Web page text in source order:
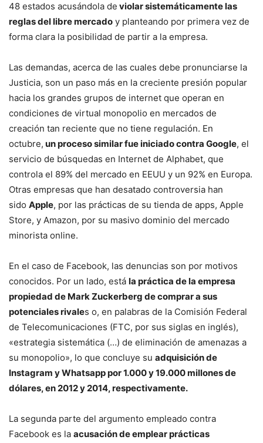
48 estados acusándola de violar sistemáticamente las
reglas del libre mercado y planteando por primera vez de
forma clara la posibilidad de partir a la empresa.
Las demandas, acerca de las cuales debe pronunciarse la
Justicia, son un paso más en la creciente presión popular
hacia los grandes grupos de internet que operan en
condiciones de virtual monopolio en mercados de
creación tan reciente que no tiene regulación. En
octubre, un proceso similar fue iniciado contra Google, el
servicio de búsquedas en Internet de Alphabet, que
controla el 89% del mercado en EEUU y un 92% en Europa.
Otras empresas que han desatado controversia han
sido Apple, por las prácticas de su tienda de apps, Apple
Store, y Amazon, por su masivo dominio del mercado
minorista online.
En el caso de Facebook, las denuncias son por motivos
conocidos. Por un lado, está la práctica de la empresa
propiedad de Mark Zuckerberg de comprar a sus
potenciales rivales o, en palabras de la Comisión Federal
de Telecomunicaciones (FTC, por sus siglas en inglés),
«estrategia sistemática (…) de eliminación de amenazas a
su monopolio», lo que concluye su adquisición de
Instagram y Whatsapp por 1.000 y 19.000 millones de
dólares, en 2012 y 2014, respectivamente.
La segunda parte del argumento empleado contra
Facebook es la acusación de emplear prácticas